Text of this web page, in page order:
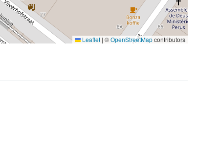
Leaflet | ©OpenStreetMapcontributors